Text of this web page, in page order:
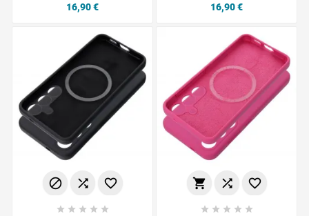
16,90 € 16,90 €
  
    
  
    